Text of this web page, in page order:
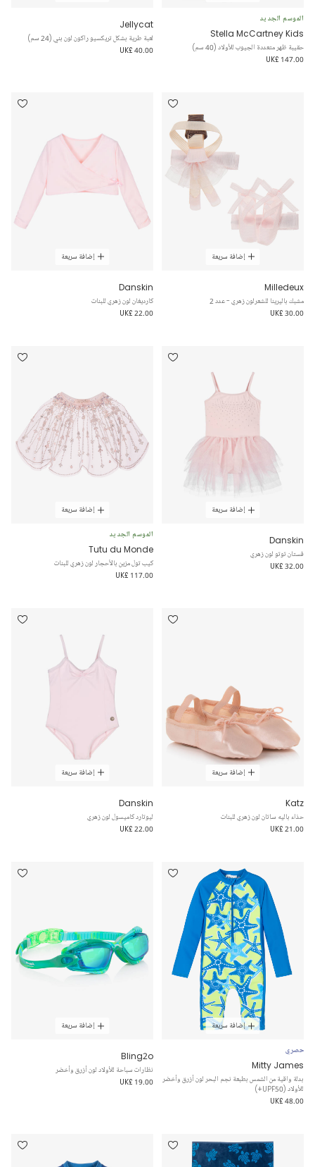
الموسم الجديد
Stella McCartney Kids
حقيبة ظهر متعددة الجيوب للأولاد (40 سم)
UK£ 147.00
Jellycat
لعبة طرية بشكل تريكسيو راكون لون بني (24 سم)
UK£ 40.00
إضافة سريعة
Milledeux
مشبك باليرينا للشعرلون زهري - عدد 2
UK£ 30.00
إضافة سريعة
Danskin
كارديغان لون زهري للبنات
UK£ 22.00
إضافة سريعة
Danskin
فستان توتو لون زهري
UK£ 32.00
إضافة سريعة
الموسم الجديد
Tutu du Monde
كيب تول مزين بالأحجار لون زهري للبنات
UK£ 117.00
إضافة سريعة
Katz
حذاء باليه ساتان لون زهري للبنات
UK£ 21.00
إضافة سريعة
Danskin
ليوتارد كاميسول لون زهري
UK£ 22.00
إضافة سريعة
حصري
Mitty James
بدلة واقية من الشمس بطبعة نجم البحر لون أزرق وأخضر
للأولاد (UPF50+)
UK£ 48.00
إضافة سريعة
Bling2o
نظارات سباحة للأولاد لون أزرق وأخضر
UK£ 19.00